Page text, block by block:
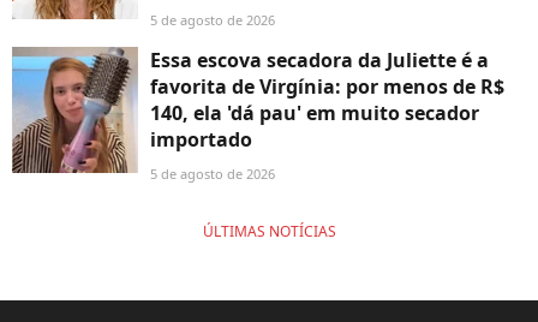
5 de agosto de 2026
Essa escova secadora da Juliette é a
favorita de Virgínia: por menos de R$
140, ela 'dá pau' em muito secador
importado
5 de agosto de 2026
ÚLTIMAS NOTÍCIAS